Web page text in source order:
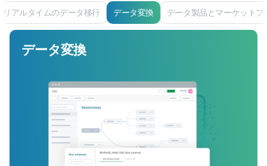
リアルタイムのデータ移行 データ変換 データ製品とマーケットプ
データ変換